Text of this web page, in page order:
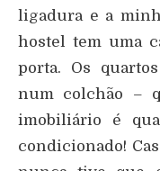
ligadura e a
hostel tem uma
porta. Os
num colchão –
imobiliário é
condicionado!